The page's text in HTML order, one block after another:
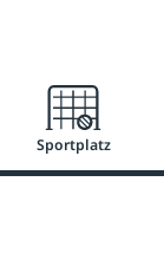
Sportplatz